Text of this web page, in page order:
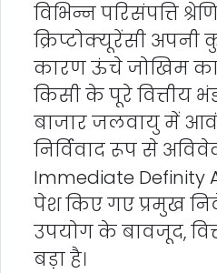
विभिन्न परिसंपत्ति
क्रिप्टोक्यूरेंसी
कारण ऊंचे जोखिम का
किसी के पूरे वित्तीय
बाजार जलवायु में
निर्विवाद रूप से
Immediate Definity
पेश किए गए प्रमुख
उपयोग के बावजूद,
बड़ा है।